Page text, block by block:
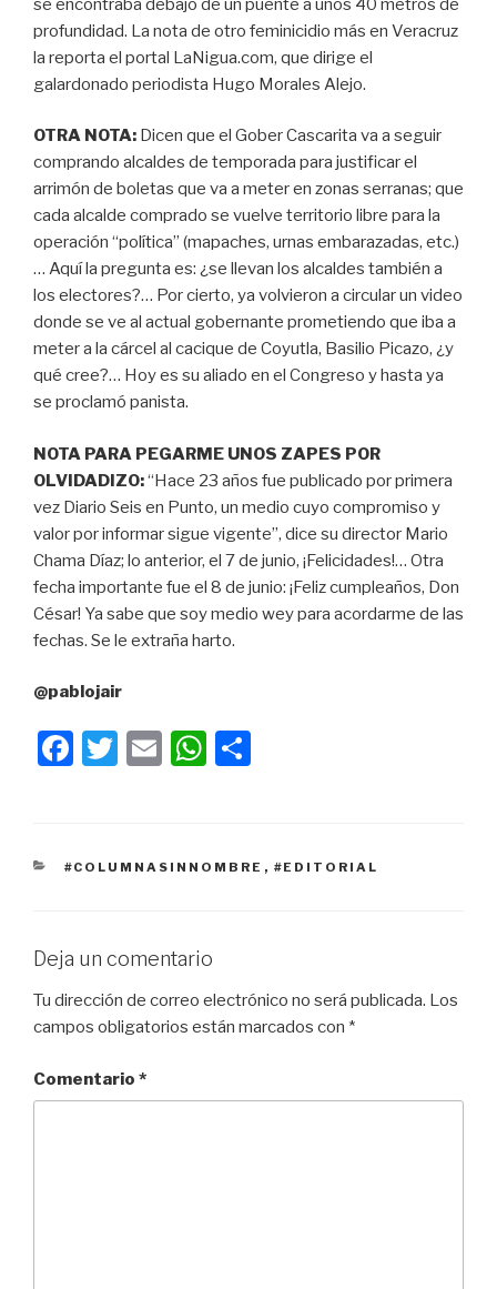
se encontraba debajo de un puente a unos 40 metros de
profundidad. La nota de otro feminicidio más en Veracruz
la reporta el portal LaNigua.com, que dirige el
galardonado periodista Hugo Morales Alejo.
OTRA NOTA: Dicen que el Gober Cascarita va a seguir
comprando alcaldes de temporada para justificar el
arrimón de boletas que va a meter en zonas serranas; que
cada alcalde comprado se vuelve territorio libre para la
operación “política” (mapaches, urnas embarazadas, etc.)
… Aquí la pregunta es: ¿se llevan los alcaldes también a
los electores?… Por cierto, ya volvieron a circular un video
donde se ve al actual gobernante prometiendo que iba a
meter a la cárcel al cacique de Coyutla, Basilio Picazo, ¿y
qué cree?… Hoy es su aliado en el Congreso y hasta ya
se proclamó panista.
NOTA PARA PEGARME UNOS ZAPES POR
OLVIDADIZO:“Hace 23 años fue publicado por primera
vez Diario Seis en Punto, un medio cuyo compromiso y
valor por informar sigue vigente”, dice su director Mario
Chama Díaz; lo anterior, el 7 de junio, ¡Felicidades!… Otra
fecha importante fue el 8 de junio: ¡Feliz cumpleaños, Don
César! Ya sabe que soy medio wey para acordarme de las
fechas. Se le extraña harto.
@pablojair
F
e
o
k
T
er
E
W
s
p
p
CATEGORÍAS
#COLUMNASINNOMBRE , #EDITORIAL
Deja un comentario
Tu dirección de correo electrónico no será publicada. Los
campos obligatorios están marcados con *
Comentario *